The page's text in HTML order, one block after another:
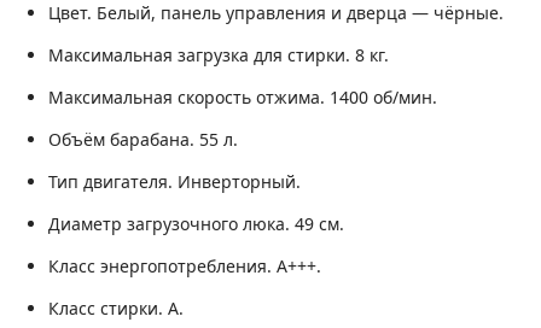
Цвет. Белый, панель управления и дверца — чёрные.
Максимальная загрузка для стирки. 8 кг.
Максимальная скорость отжима. 1400 об/мин.
Объём барабана. 55 л.
Тип двигателя. Инверторный.
Диаметр загрузочного люка. 49 см.
Класс энергопотребления. A+++.
Класс стирки. A.